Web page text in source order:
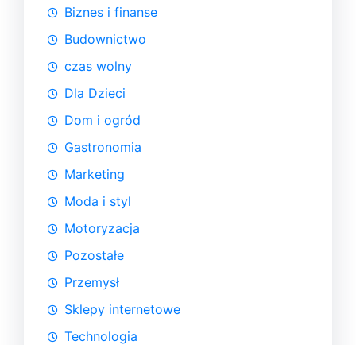
Biznes i finanse
Budownictwo
czas wolny
Dla Dzieci
Dom i ogród
Gastronomia
Marketing
Moda i styl
Motoryzacja
Pozostałe
Przemysł
Sklepy internetowe
Technologia